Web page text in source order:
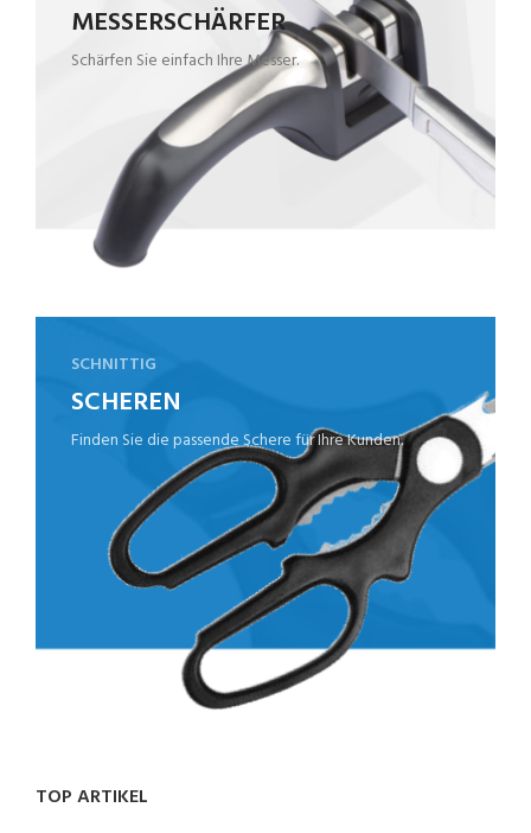
MESSERSCHÄRFER
Schärfen Sie einfach Ihre Messer.
SCHNITTIG
SCHEREN
Finden Sie die passende Schere für Ihre Kunden.
TOP ARTIKEL